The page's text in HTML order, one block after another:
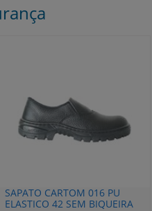
SAPATO CARTOM 016 PU
ELASTICO 42 SEM BIQUEIRA